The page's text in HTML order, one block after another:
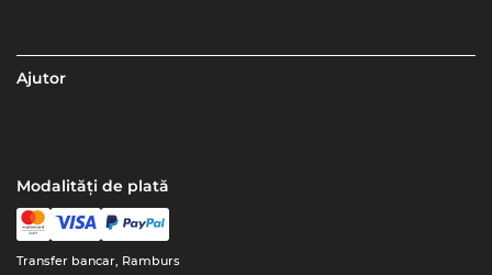
Ajutor
Modalități de plată
Transfer bancar, Ramburs